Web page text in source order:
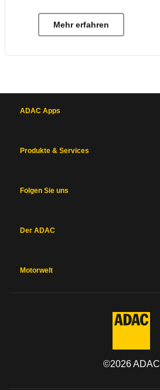
Mehr erfahren
ADAC Apps
Produkte & Services
Folgen Sie uns
Der ADAC
Motorwelt
©2026ADAC